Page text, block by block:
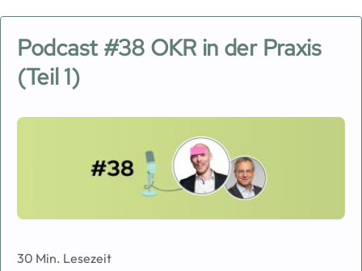
Podcast #38 OKR in der Praxis
(Teil 1)
Image
30 Min. Lesezeit